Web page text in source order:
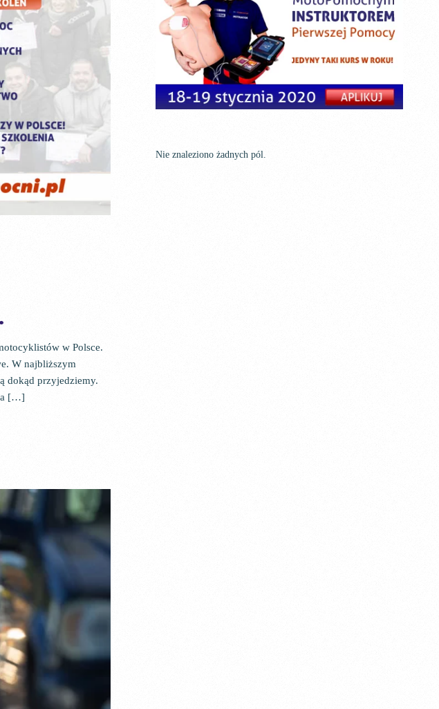
w Polsce.
W najbliższym
dokąd przyjedziemy.
[…]
Nie znaleziono żadnych pól.